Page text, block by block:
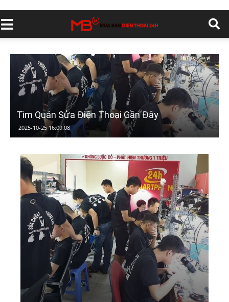
Tìm Quán Sửa Điện Thoại Gần Đây
2025-10-25 16:09:08